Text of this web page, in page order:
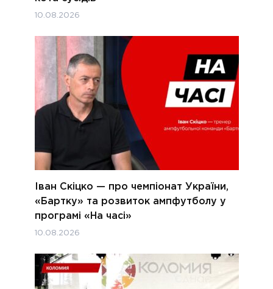
10.08.2026
Іван Скіцко — про чемпіонат України,
«Бартку» та розвиток ампфутболу у
програмі «На часі»
10.08.2026